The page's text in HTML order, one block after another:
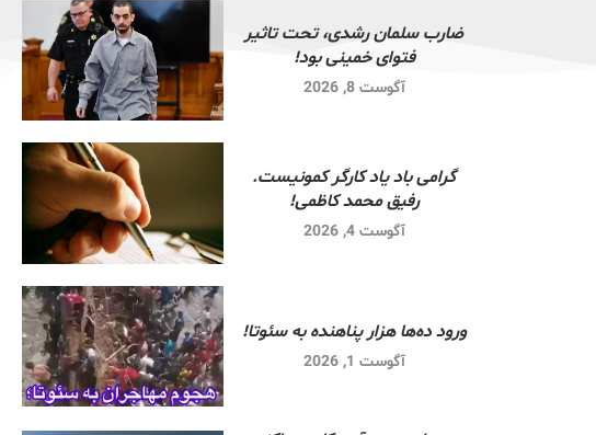
ضارب سلمان رشدی، تحت تاثیر
فتوای خمینی بود!
آگوست 8, 2026
گرامی باد یاد کارگر کمونیست.
رفیق محمد کاظمی!
آگوست 4, 2026
ورود ده‌ها هزار پناهنده به سئوتا!
آگوست 1, 2026